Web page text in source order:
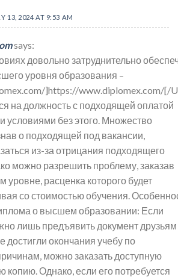
13, 2024 AT 9:53 AM
says:
довольно затруднительно
уровня образования –
]https://www.diplomex.com/[/
на должность с подходящей оплатой
условиями без этого. Множество
о подходящей под вакансии,
из-за отрицания подходящего
можно разрешить проблему, заказав
расценка которого будет
со стоимостью обучения.
о высшем образовании: Если
лишь предъявить документ друзьям
достигли окончания учебу по
можно заказать доступную
копию. Однако, если его потребуется